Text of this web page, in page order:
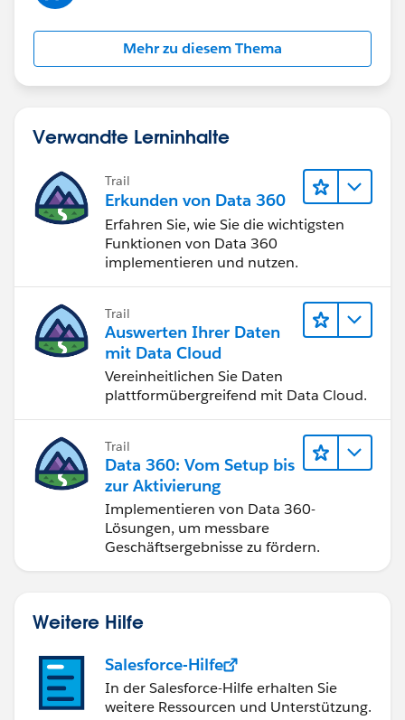
Mehr zu diesem Thema
Verwandte Lerninhalte
Trail
Erkunden von Data 360
Erfahren Sie, wie Sie die wichtigsten
Funktionen von Data 360
implementieren und nutzen.
Trail
Auswerten Ihrer Daten
mit Data Cloud
Vereinheitlichen Sie Daten
plattformübergreifend mit Data Cloud.
Trail
Data 360: Vom Setup bis
zur Aktivierung
Implementieren von Data 360-
Lösungen, um messbare
Geschäftsergebnisse zu fördern.
Weitere Hilfe
Salesforce-Hilfe
In der Salesforce-Hilfe erhalten Sie
weitere Ressourcen und Unterstützung.